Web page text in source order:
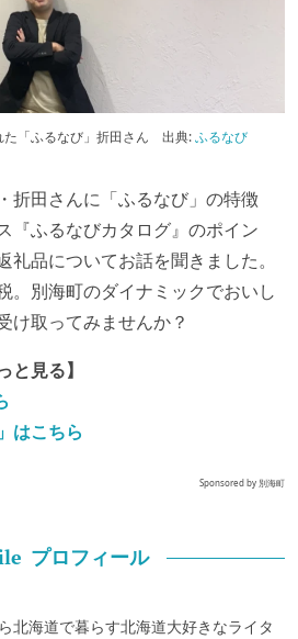
た「ふるなび」折田さん 出典:ふるなび
折田さんに「ふるなび」の特徴
『ふるなびカタログ』のポイン
礼品についてお話を聞きました。
。別海町のダイナミックでおいし
け取ってみませんか？
と見る】
はこちら
Sponsored by 別海町
プロフィール
北海道で暮らす北海道大好きなライタ